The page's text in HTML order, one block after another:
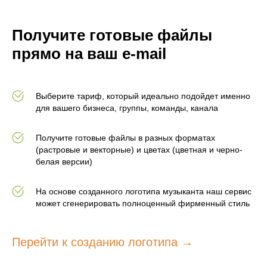
Получите готовые файлы
прямо на ваш e-mail
Выберите тариф, который идеально подойдет именно
для вашего бизнеса, группы, команды, канала
Получите готовые файлы в разных форматах
(растровые и векторные) и цветах (цветная и черно-
белая версии)
На основе созданного логотипа музыканта наш сервис
может сгенерировать полноценный фирменный стиль
Перейти к созданию логотипа